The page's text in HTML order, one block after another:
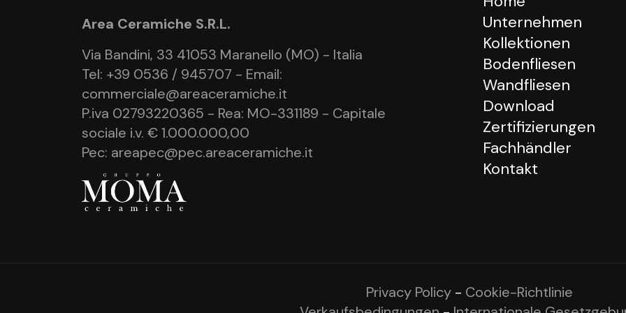
Area Ceramiche S.R.L.
Via Bandini, 33 41053 Maranello (MO) - Italia
Tel: +39 0536 / 945707 - Email:
commerciale@areaceramiche.it
P.iva 02793220365 - Rea: MO-331189 - Capitale
sociale i.v. € 1.000.000,00
Pec: areapec@pec.areaceramiche.it
Unternehmen
Kollektionen
Bodenfliesen
Wandfliesen
Download
Zertifizierungen
Fachhändler
Kontakt
Privacy Policy - Cookie-Richtlinie